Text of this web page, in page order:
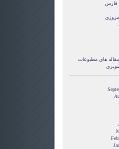
فارس
های مطبوعات